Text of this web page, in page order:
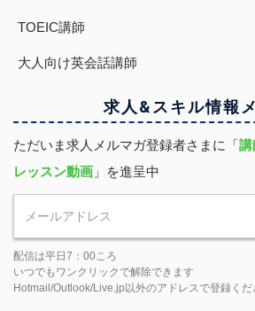
TOEIC講師
大人向け英会話講師
求人&スキル情報
ただいま求人メルマガ登録者さまに「講
レッスン動画 」を進呈中
配信は平日7：00ころ
いつでもワンクリックで解除できます
Hotmail/Outlook/Live.jp以外のアドレスで登録くだ